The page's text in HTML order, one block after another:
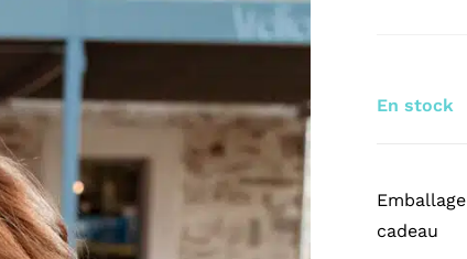
En stock
Emballage
cadeau